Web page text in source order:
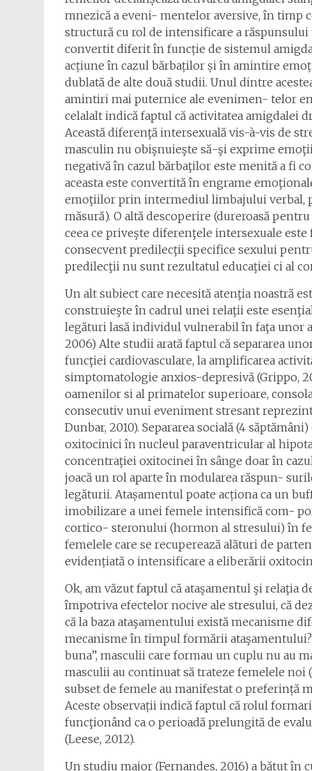
mnezică a eveni- mentelor aversive, în timp
structură cu rol de intensificare a
convertit diferit în funcție de sistemul
acțiune în cazul bărbaților și în amintire
dublată de alte două studii. Unul dintre
amintiri mai puternice ale evenimen- telor
celalalt indică faptul că activitatea amigdalei
Această diferenţă intersexuală vis-à-vis de
masculin nu obişnuieşte să-şi exprime
negativă în cazul bărbaţilor este menită a fi
aceasta este convertită în engrame
emoţiilor prin intermediul limbajului verbal,
măsură). O altă descoperire (dureroasă
ceea ce priveşte diferenţele intersexuale
consecvent predilecţii specifice sexului
predilecţii nu sunt rezultatul educaţiei ci al
Un alt subiect care necesită atenţia noastră
construieşte în cadrul unei relaţii este
legături lasă individul vulnerabil în faţa unor
2006) Alte studii arată faptul că separarea
funcţiei cardiovasculare, la amplificarea
simptomatologie anxios-depresivă (Grippo,
oamenilor si al primatelor superioare,
consecutiv unui eveniment stresant
Dunbar, 2010). Separarea socială (4
oxitocinici în nucleul paraventricular al
concentraţiei oxitocinei în sânge doar în
joacă un rol aparte în modularea răspun-
legăturii. Atașamentul poate acționa ca un
imobilizare a unei femele intensifică com-
cortico- steronului (hormon al stresului) în
femelele care se recuperează alături de
evidențiată o intensificare a eliberării
Ok, am văzut faptul că ataşamentul şi
împotriva efectelor nocive ale stresului, că
că la baza ataşamentului există mecanisme
mecanisme în timpul formării
buna”, masculii care formau un cuplu nu au
masculii au continuat să trateze femelele
subset de femele au manifestat o preferință
Aceste observații indică faptul că rolul
funcţionând ca o perioadă prelungită de
(Leese, 2012).
Un studiu major (Fernandes, 2016) a bătut